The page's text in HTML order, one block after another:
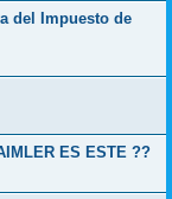
del Impuesto de
ES ESTE ??